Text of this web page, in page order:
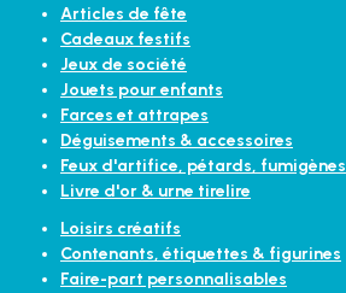
Articles de fête
Cadeaux festifs
Jeux de société
Jouets pour enfants
Farces et attrapes
Déguisements & accessoires
Feux d'artifice, pétards, fumigènes
Livre d'or & urne tirelire
Loisirs créatifs
Contenants, étiquettes & figurines
Faire-part personnalisables